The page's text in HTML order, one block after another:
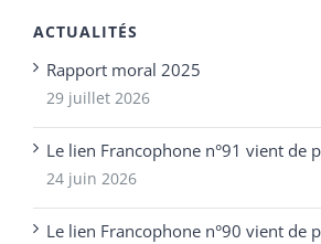
ACTUALITÉS
Rapport moral 2025
29 juillet 2026
Le lien Francophone n°91 vient de
24 juin 2026
Le lien Francophone n°90 vient de